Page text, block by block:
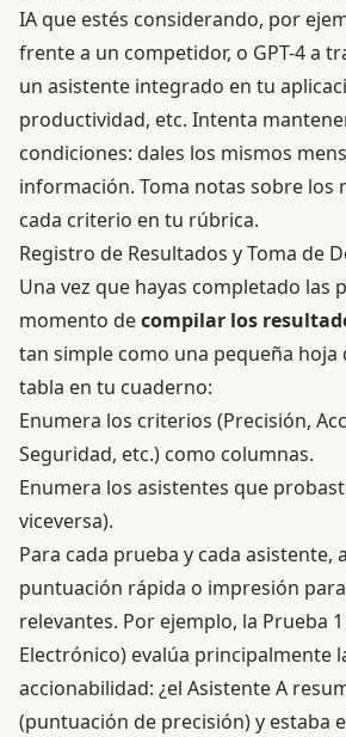
IA que estés considerando, por
frente a un competidor, o GPT-4 a
un asistente integrado en tu
productividad, etc. Intenta
condiciones: dales los mismos
información. Toma notas sobre los
cada criterio en tu rúbrica.
Registro de Resultados y Toma de
Una vez que hayas completado las
momento decompilar los
tan simple como una pequeña hoja
tabla en tu cuaderno:
Enumera los criterios (Precisión,
Seguridad, etc.) como columnas.
Enumera los asistentes que
viceversa).
Para cada prueba y cada asistente,
puntuación rápida o impresión
relevantes. Por ejemplo, la Prueba
Electrónico) evalúa principalmente
accionabilidad: ¿el Asistente A
(puntuación de precisión) y estaba